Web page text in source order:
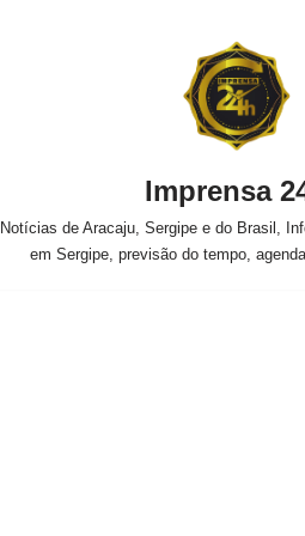
Imprensa
de Aracaju, Sergipe e do Brasil,
em Sergipe, previsão do tempo,